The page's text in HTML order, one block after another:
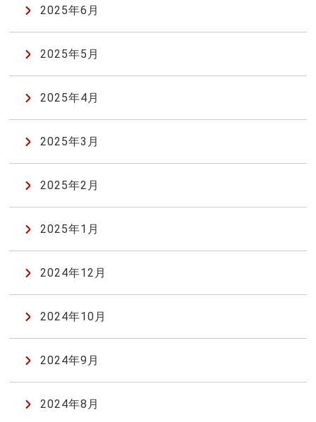
2025年6月
2025年5月
2025年4月
2025年3月
2025年2月
2025年1月
2024年12月
2024年10月
2024年9月
2024年8月